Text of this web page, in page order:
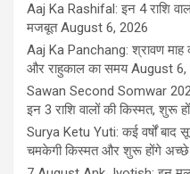
Aaj Ka Rashifal: इन 4 राशि
मजबूत August 6, 2026
Aaj Ka Panchang: श्रावण माह
और राहुकाल का समय August 6,
Sawan Second Somwar
इन 3 राशि वालों की किस्मत, शुरू
Surya Ketu Yuti: कई वर्षों बाद
चमकेगी किस्मत और शुरू होंगे अच्छे